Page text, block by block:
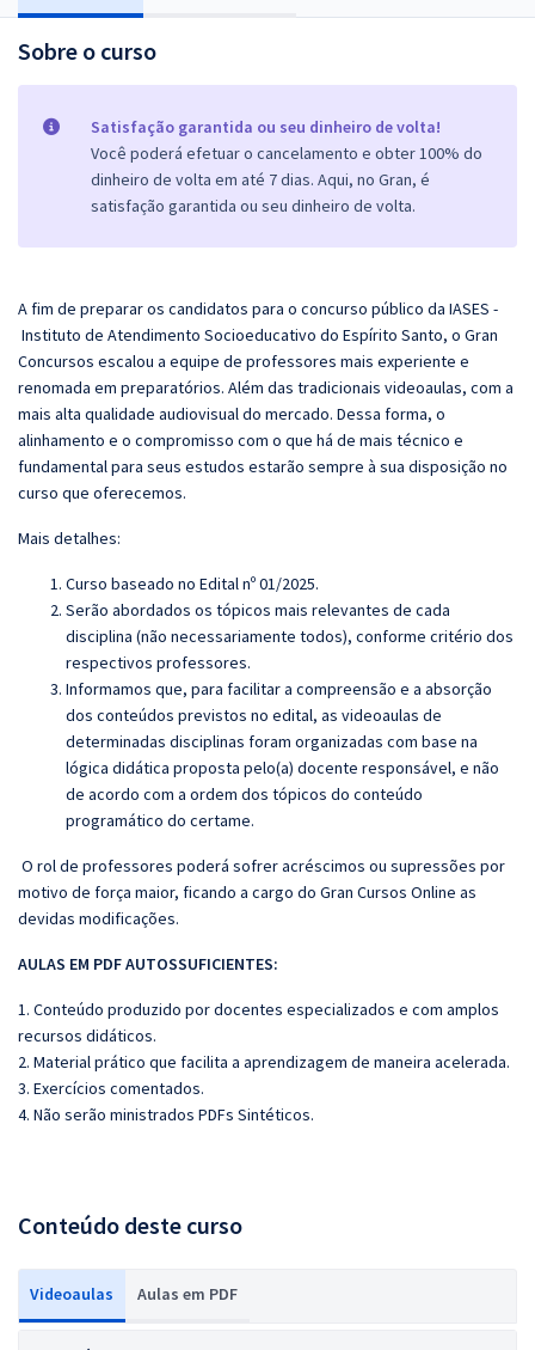
Sobre o curso
Satisfação garantida ou seu dinheiro de volta!
Você poderá efetuar o cancelamento e obter 100% do
dinheiro de volta em até 7 dias. Aqui, no Gran, é
satisfação garantida ou seu dinheiro de volta.
A fim de preparar os candidatos para o concurso público da IASES -
Instituto de Atendimento Socioeducativo do Espírito Santo, o Gran
Concursos escalou a equipe de professores mais experiente e
renomada em preparatórios. Além das tradicionais videoaulas, com a
mais alta qualidade audiovisual do mercado. Dessa forma, o
alinhamento e o compromisso com o que há de mais técnico e
fundamental para seus estudos estarão sempre à sua disposição no
curso que oferecemos.
Mais detalhes:
Curso baseado no Edital nº 01/2025.
Serão abordados os tópicos mais relevantes de cada
disciplina (não necessariamente todos), conforme critério dos
respectivos professores.
Informamos que, para facilitar a compreensão e a absorção
dos conteúdos previstos no edital, as videoaulas de
determinadas disciplinas foram organizadas com base na
lógica didática proposta pelo(a) docente responsável, e não
de acordo com a ordem dos tópicos do conteúdo
programático do certame.
O rol de professores poderá sofrer acréscimos ou supressões por
motivo de força maior, ficando a cargo do Gran Cursos Online as
devidas modificações.
AULAS EM PDF AUTOSSUFICIENTES:
1. Conteúdo produzido por docentes especializados e com amplos
recursos didáticos.
2. Material prático que facilita a aprendizagem de maneira acelerada.
3. Exercícios comentados.
4. Não serão ministrados PDFs Sintéticos.
Conteúdo deste curso
Videoaulas Aulas em PDF